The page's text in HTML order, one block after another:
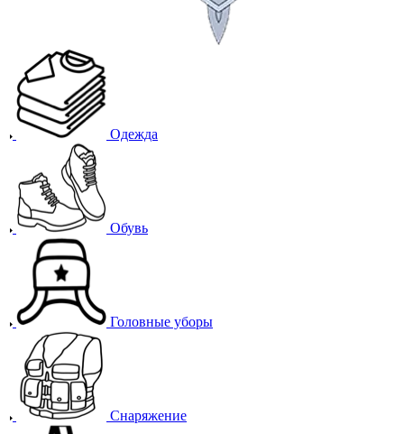
Одежда
Обувь
Головные уборы
Снаряжение